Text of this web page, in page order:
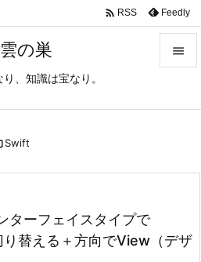
雲の巣
、知識は宝なり。


 RSS Feedly
Swift
ターフェイスタイプで
替える＋方向でView（デザ